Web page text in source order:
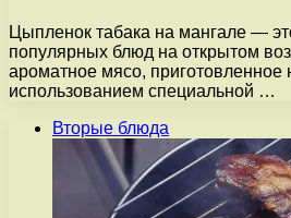
Цыпленок табака на мангале —
популярных блюд на открытом
ароматное мясо, приготовленное
использованием специальной …
Вторые блюда